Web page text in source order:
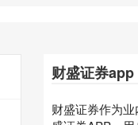
财盛证券app
财盛证券作为